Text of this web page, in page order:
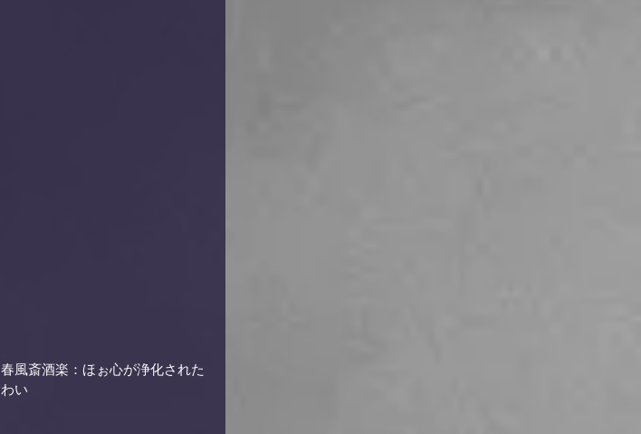
春風斎酒楽：ほぉ心が浄化された
わい